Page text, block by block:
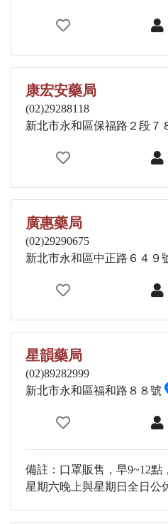
康宏安藥局
(02)29288118
新北市永和區保福路２段７
廣惠藥局
(02)29290675
新北市永和區中正路６４９
星韻藥局
(02)89282999
新北市永和區福和路８８號
備註：口罩販售，早9~12點
星期六晚上與星期日全日公